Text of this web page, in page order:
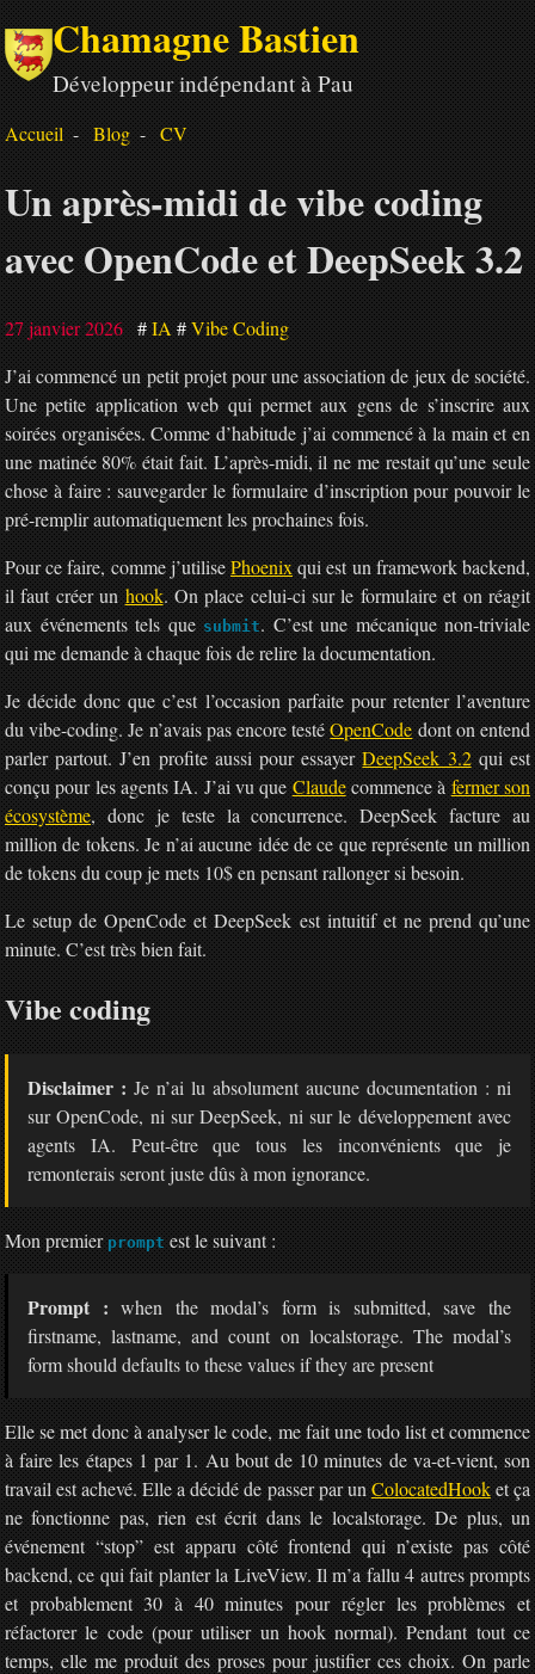
Chamagne Bastien
Développeur indépendant à Pau
Accueil Blog CV
Un après-midi de vibe coding
avec OpenCode et DeepSeek 3.2
27 janvier 2026 IA
Vibe Coding
J’ai commencé un petit projet pour une association de jeux de société.
Une petite application web qui permet aux gens de s’inscrire aux
soirées organisées. Comme d’habitude j’ai commencé à la main et en
une matinée 80% était fait. L’après-midi, il ne me restait qu’une seule
chose à faire : sauvegarder le formulaire d’inscription pour pouvoir le
pré-remplir automatiquement les prochaines fois.
Pour ce faire, comme j’utilisePhoenixqui est un framework backend,
il faut créer unhook. On place celui-ci sur le formulaire et on réagit
aux événements tels quesubmit. C’est une mécanique non-triviale
qui me demande à chaque fois de relire la documentation.
Je décide donc que c’est l’occasion parfaite pour retenter l’aventure
du vibe-coding. Je n’avais pas encore testéOpenCodedont on entend
parler partout. J’en profite aussi pour essayerDeepSeek 3.2qui est
conçu pour les agents IA. J’ai vu queClaudecommence àfermer son
écosystème, donc je teste la concurrence. DeepSeek facture au
million de tokens. Je n’ai aucune idée de ce que représente un million
de tokens du coup je mets 10$ en pensant rallonger si besoin.
Le setup de OpenCode et DeepSeek est intuitif et ne prend qu’une
minute. C’est très bien fait.
Vibe coding
Disclaimer : Je n’ai lu absolument aucune documentation : ni
sur OpenCode, ni sur DeepSeek, ni sur le développement avec
agents IA. Peut-être que tous les inconvénients que je
remonterais seront juste dûs à mon ignorance.
Mon premierpromptest le suivant :
Prompt : when the modal’s form is submitted, save the
firstname, lastname, and count on localstorage. The modal’s
form should defaults to these values if they are present
Elle se met donc à analyser le code, me fait une todo list et commence
à faire les étapes 1 par 1. Au bout de 10 minutes de va-et-vient, son
travail est achevé. Elle a décidé de passer par unColocatedHooket ça
ne fonctionne pas, rien est écrit dans le localstorage. De plus, un
événement “stop” est apparu côté frontend qui n’existe pas côté
backend, ce qui fait planter la LiveView. Il m’a fallu 4 autres prompts
et probablement 30 à 40 minutes pour régler les problèmes et
réfactorer le code (pour utiliser un hook normal). Pendant tout ce
temps, elle me produit des proses pour justifier ces choix. On parle